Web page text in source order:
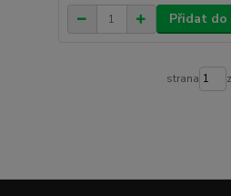
Přidat do
strana